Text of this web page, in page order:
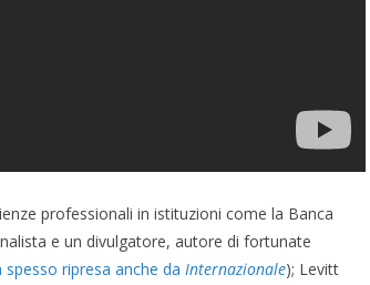
professionali in istituzioni come la Banca
e un divulgatore, autore di fortunate
spesso ripresa anche da Internazionale); Levitt